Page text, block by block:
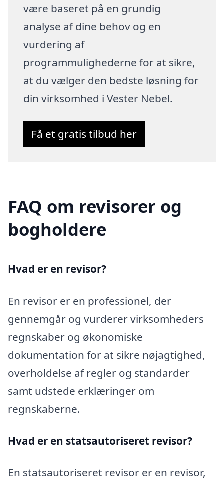
være baseret på en grundig
analyse af dine behov og en
vurdering af
programmulighederne for at sikre,
at du vælger den bedste løsning for
din virksomhed i Vester Nebel.
Få et gratis tilbud her
FAQ om revisorer og
bogholdere
Hvad er en revisor?
En revisor er en professionel, der
gennemgår og vurderer virksomheders
regnskaber og økonomiske
dokumentation for at sikre nøjagtighed,
overholdelse af regler og standarder
samt udstede erklæringer om
regnskaberne.
Hvad er en statsautoriseret revisor?
En statsautoriseret revisor er en revisor,